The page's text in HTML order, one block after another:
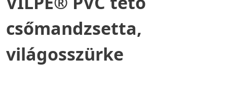
csőmandzsetta,
világosszürke